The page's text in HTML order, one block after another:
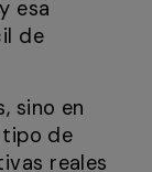
esa
de
sino en
tipo de
reales